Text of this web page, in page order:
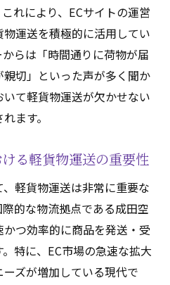
シーンでの軽貨物運送の
える軽貨物運送の可能性
れにより、ECサイトの運営
運送を積極的に活用してい
らは「時間通りに荷物が届
切」といった声が多く聞か
て軽貨物運送が欠かせない
ます。
る軽貨物運送の重要性
軽貨物運送は非常に重要な
的な物流拠点である成田空
つ効率的に商品を発送・受
特に、EC市場の急速な拡大
ズが増加している現代で